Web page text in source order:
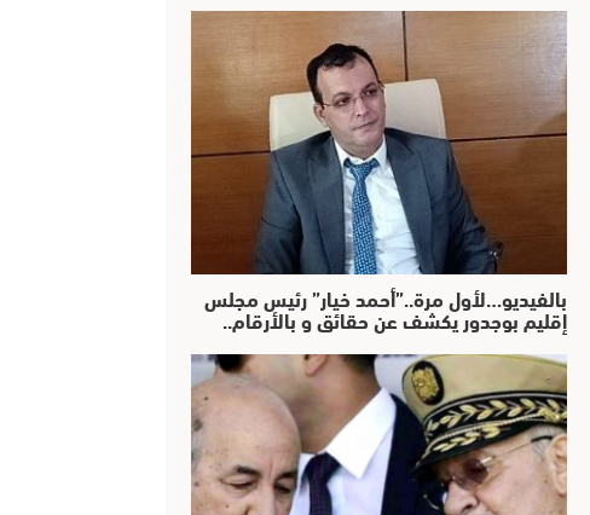
بالفيديو…لأول مرة..”أحمد خيار” رئيس مجلس
إقليم بوجدور يكشف عن حقائق و بالأرقام..